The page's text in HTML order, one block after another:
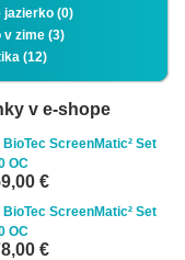
jazierko (0)
zime (3)
(12)
v e-shope
BioTec ScreenMatic² Set
OC
€
BioTec ScreenMatic² Set
OC
€